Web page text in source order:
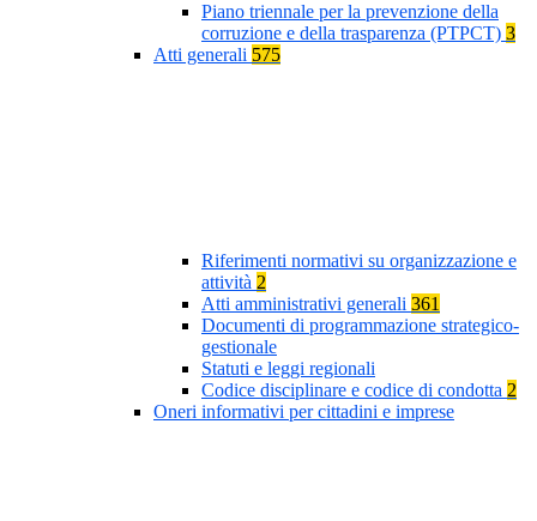
Piano triennale per la prevenzione della
corruzione e della trasparenza (PTPCT) 3
Atti generali 575
Riferimenti normativi su organizzazione e
attività 2
Atti amministrativi generali 361
Documenti di programmazione strategico-
gestionale
Statuti e leggi regionali
Codice disciplinare e codice di condotta 2
Oneri informativi per cittadini e imprese